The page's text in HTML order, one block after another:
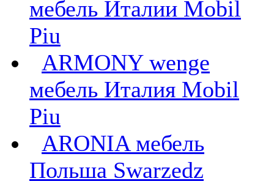
мебель Италии Mobil
Piu
ARMONY wenge
мебель Италия Mobil
Piu
ARONIA мебель
Польша Swarzedz